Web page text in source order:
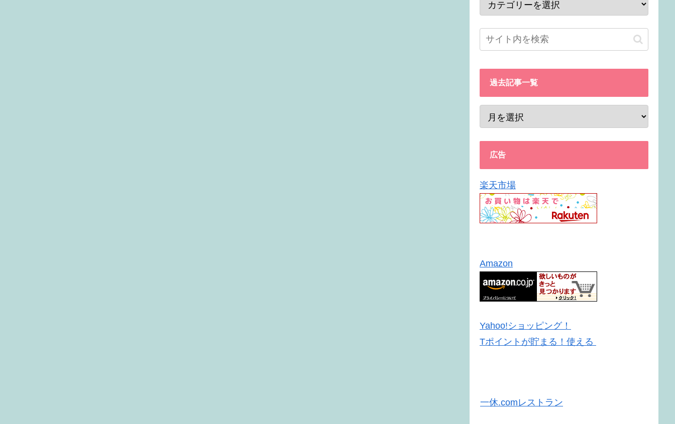
過去記事一覧
広告
楽天市場
Amazon
Yahoo!ショッピング！
Tポイントが貯まる！使える
一休.comレストラン